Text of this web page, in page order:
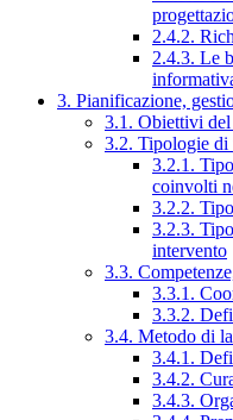
2.4.2.
2.4.3. Le
3. Pianificazione,
3.1. Obiettivi
3.2. Tipologie di
3.2.1.
coinvolti
3.2.2.
3.2.3.
intervento
3.3.
3.3.1.
3.3.2.
3.4. Metodo di
3.4.1.
3.4.2.
3.4.3.